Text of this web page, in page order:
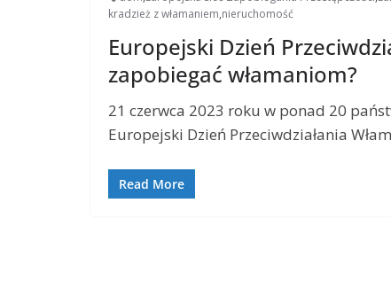
kradzież z włamaniem,nieruchomość
Europejski Dzień
zapobiegać włamaniom?
21 czerwca 2023 roku w ponad 20
Europejski Dzień Przeciwdziałania
Read More